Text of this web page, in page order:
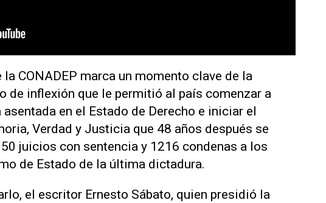
CONADEP marca un momento clave de la
de inflexión que le permitió al país comenzar a
en el Estado de Derecho e iniciar el
Verdad y Justicia que 48 años después se
juicios con sentencia y 1216 condenas a los
de Estado de la última dictadura.
el escritor Ernesto Sábato, quien presidió la